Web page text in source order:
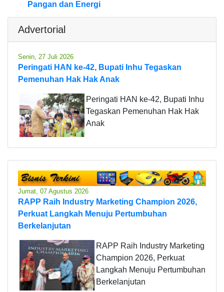
Pangan dan Energi
Advertorial
Senin, 27 Juli 2026
Peringati HAN ke-42, Bupati Inhu Tegaskan
Pemenuhan Hak Hak Anak
Peringati HAN ke-42, Bupati Inhu
Tegaskan Pemenuhan Hak Hak
Anak
Jumat, 07 Agustus 2026
RAPP Raih Industry Marketing Champion 2026,
Perkuat Langkah Menuju Pertumbuhan
Berkelanjutan
RAPP Raih Industry Marketing
Champion 2026, Perkuat
Langkah Menuju Pertumbuhan
Berkelanjutan